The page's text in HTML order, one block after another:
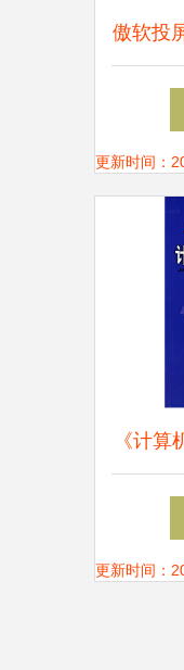
傲软投
版 从
更新时间：
《计
硬件
更新时间：